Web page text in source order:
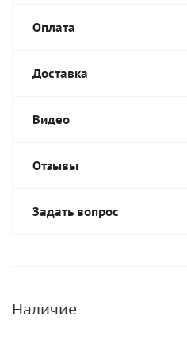
Оплата
Доставка
Видео
Отзывы
Задать вопрос
Наличие